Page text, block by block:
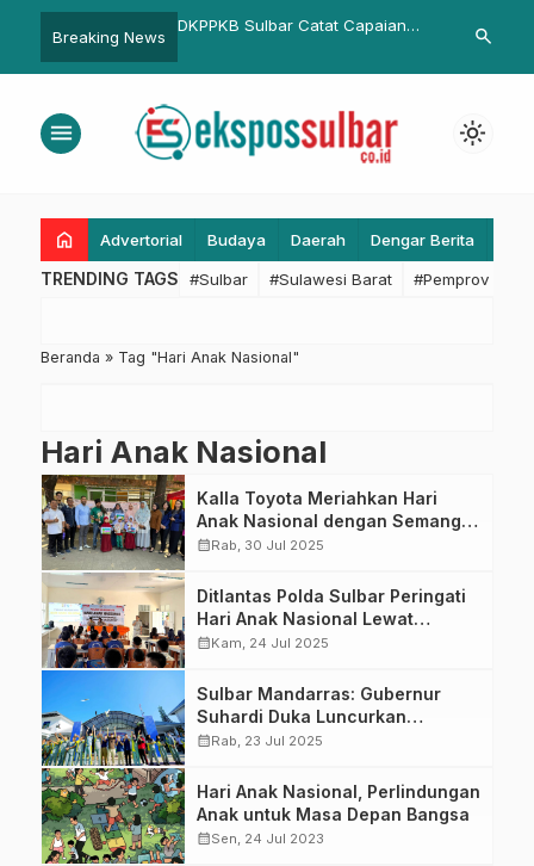
Breaking News
Sulbar Catat Capaian
Program Kusta dan
2025, Perkuat
untuk SDM Unggul
Kapolda Sulbar Hadiri Rakor
Dukung Iklim Investasi dan Usaha
Pekan
Bahas
search
menu light_mode
home Advertorial Budaya Daerah Dengar Berita
TRENDING TAGS #Sulbar #Sulawesi Barat #Pemprov
Beranda » Tag "Hari Anak Nasional"
Hari Anak Nasional
Kalla Toyota Meriahkan Hari
Anak Nasional dengan Semangat
Berbagi dan Edukasi di Berbagai
calendar_monthRab, 30 Jul 2025
Ditlantas Polda Sulbar Peringati
Hari Anak Nasional Lewat
Sosialisasi Keselamatan Berlalu
calendar_monthKam, 24 Jul 2025
Sulbar Mandarras: Gubernur
Suhardi Duka Luncurkan
Gerakan Membaca Buku untuk
calendar_monthRab, 23 Jul 2025
Hari Anak Nasional, Perlindungan
Anak untuk Masa Depan Bangsa
calendar_monthSen, 24 Jul 2023